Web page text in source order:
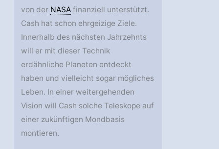
von der NASA finanziell unterstützt.
Cash hat schon ehrgeizige Ziele.
Innerhalb des nächsten Jahrzehnts
will er mit dieser Technik
erdähnliche Planeten entdeckt
haben und vielleicht sogar mögliches
Leben. In einer weitergehenden
Vision will Cash solche Teleskope auf
einer zukünftigen Mondbasis
montieren.